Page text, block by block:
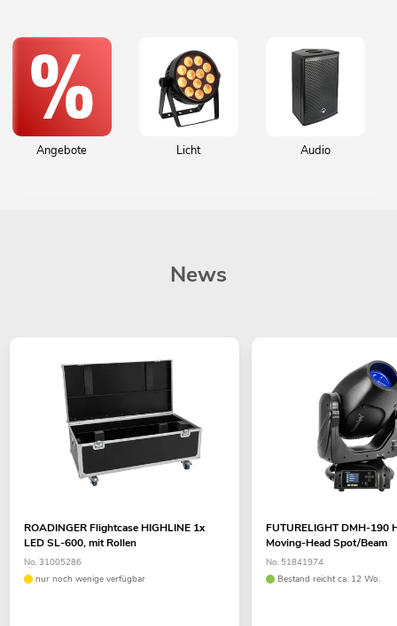
Angebote Licht Audio
News
ROADINGER Flightcase HIGHLINE 1x
LED SL-600, mit Rollen
No. 31005286
nur noch wenige verfügbar
FUTURELIGHT DMH-190
Moving-Head Spot/Beam
No. 51841974
Bestand reicht ca. 12 Wo.